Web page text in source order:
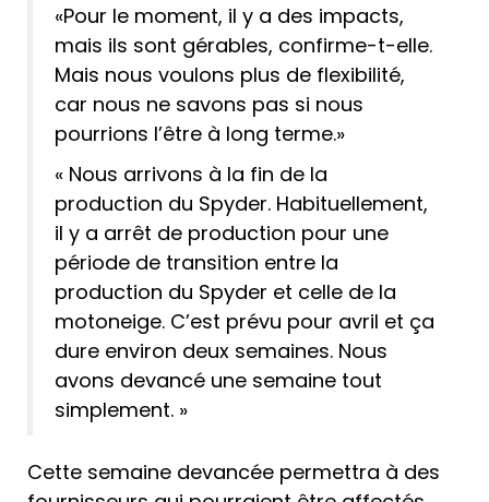
«Pour le moment, il y a des impacts,
mais ils sont gérables, confirme-t-elle.
Mais nous voulons plus de flexibilité,
car nous ne savons pas si nous
pourrions l’être à long terme.»
« Nous arrivons à la fin de la
production du Spyder. Habituellement,
il y a arrêt de production pour une
période de transition entre la
production du Spyder et celle de la
motoneige. C’est prévu pour avril et ça
dure environ deux semaines. Nous
avons devancé une semaine tout
simplement. »
Cette semaine devancée permettra à des